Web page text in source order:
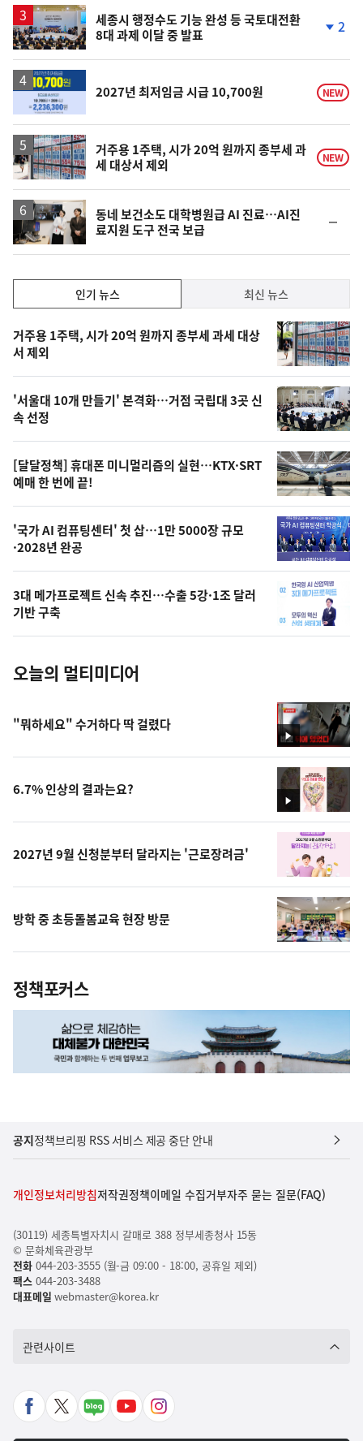
세종시 행정수도 기능 완성 등 국토대전환
8대 과제 이달 중 발표
락
2
2027년 최저임금 시급 10,700원 NEW
거주용 1주택, 시가 20억 원까지 종부세 과
세 대상서 제외
NEW
동네 보건소도 대학병원급 AI 진료…AI진
료지원 도구 전국 보급
일
기,
최
신,
오
늘
의
영
상
오
늘
사
진
인기 뉴스 최신 뉴스
기
뉴
스
거주용 1주택, 시가 20억 원까지 종부세 과세 대상
서 제외
'서울대 10개 만들기' 본격화…거점 국립대 3곳 신
속 선정
[달달정책] 휴대폰 미니멀리즘의 실현…KTX·SRT
예매 한 번에 끝!
'국가 AI 컴퓨팅센터' 첫 삽…1만 5000장 규모
·2028년 완공
3대 메가프로젝트 신속 추진…수출 5강·1조 달러
기반 구축
오늘의 멀티미디어
영
상
"뭐하세요" 수거하다 딱 걸렸다
영
상
6.7% 인상의 결과는요?
2027년 9월 신청분부터 달라지는 '근로장려금'
방학 중 초등돌봄교육 현장 방문
정책포커스
공지정책브리핑 RSS 서비스 제공 중단 안내
개인정보처리방침저작권정책이메일 수집거부자주 묻는 질문(FAQ)
(30119) 세종특별자치시 갈매로 388 정부세종청사 15동
© 문화체육관광부
전화044-203-3555 (월-금 09:00 - 18:00, 공휴일 제외)
팩스044-203-3488
대표메일 webmaster@korea.kr
관련사이트
페
X
네
유
인